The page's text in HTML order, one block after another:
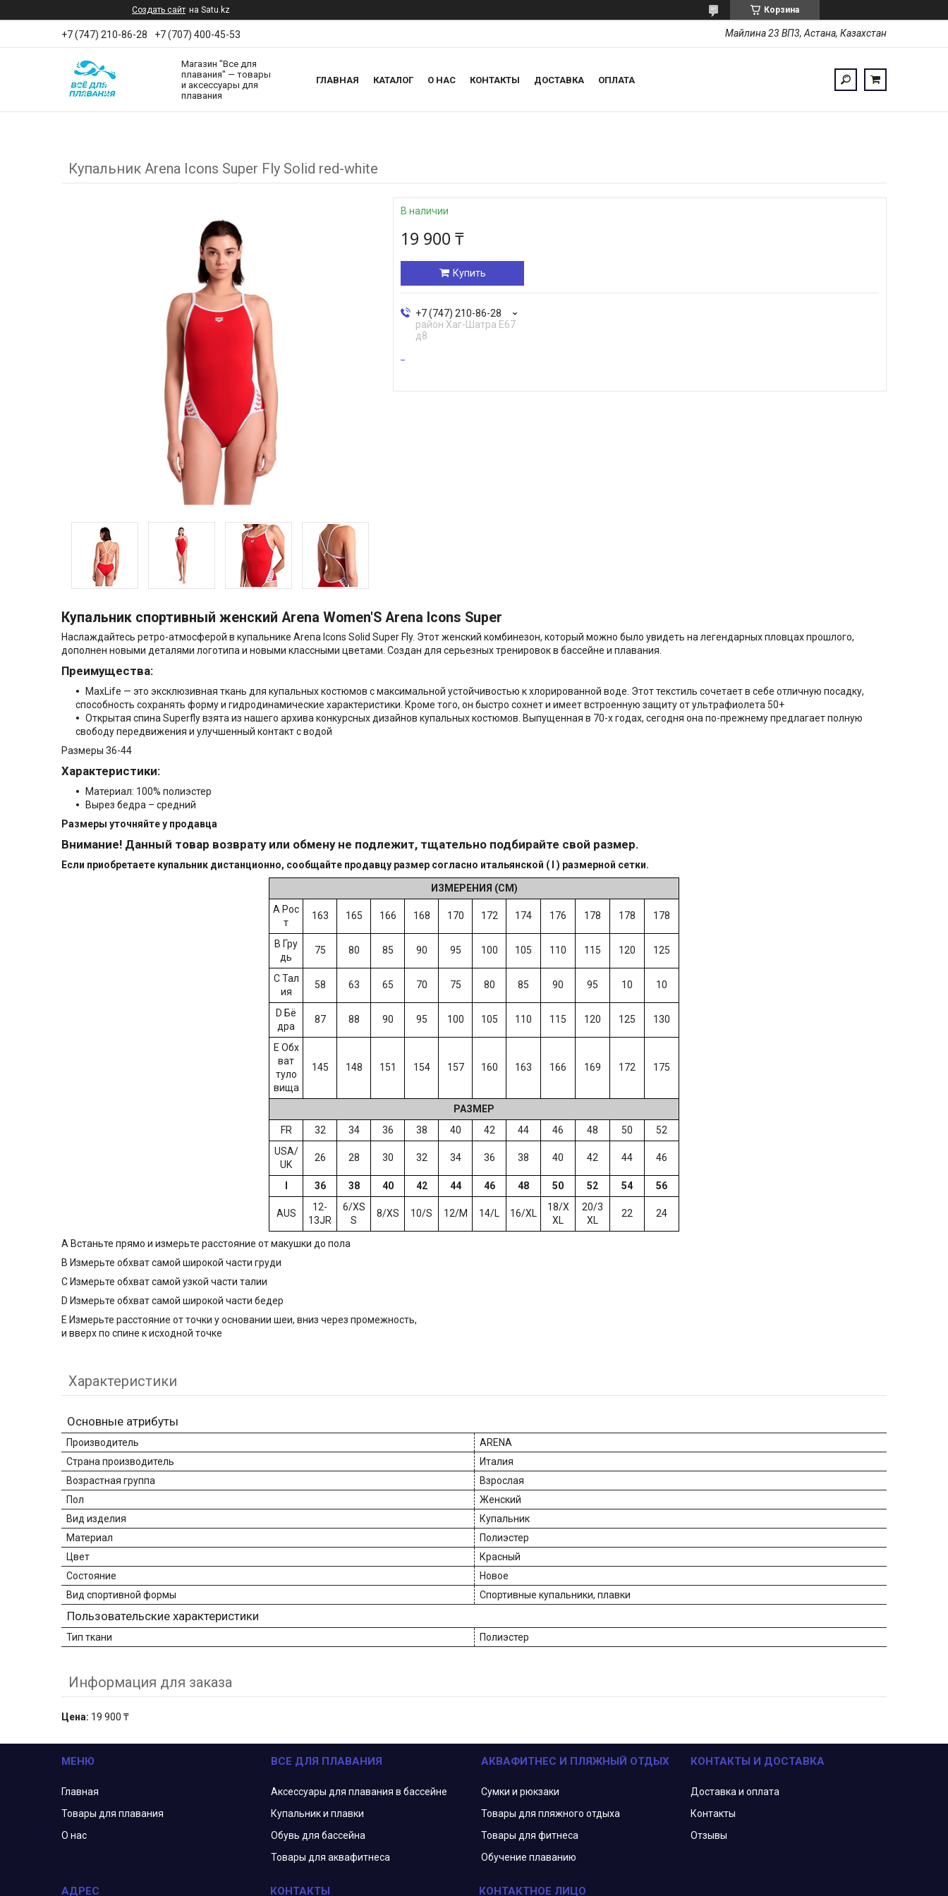
Создать сайт на Satu.kz Корзина
+7 (747) 210-86-28 +7 (707) 400-45-53 Майлина 23 ВП3, Астана, Казахстан
Магазин "Все для
плавания" — товары
и аксессуары для
плавания
ГЛАВНАЯ КАТАЛОГ О НАС КОНТАКТЫ ДОСТАВКА ОПЛАТА
Купальник Arena Icons Super Fly Solid red-white
В наличии
19 900 ₸
Купить
+7 (747) 210-86-28
район Хаг-Шатра Е67
д8
Купальник спортивный женский Arena Women'S Arena Icons Super
Наслаждайтесь ретро-атмосферой в купальнике Arena Icons Solid Super Fly. Этот женский комбинезон, который можно было увидеть на легендарных пловцах прошлого,
дополнен новыми деталями логотипа и новыми классными цветами. Создан для серьезных тренировок в бассейне и плавания.
Преимущества:
MaxLife — это эксклюзивная ткань для купальных костюмов с максимальной устойчивостью к хлорированной воде. Этот текстиль сочетает в себе отличную посадку,
способность сохранять форму и гидродинамические характеристики. Кроме того, он быстро сохнет и имеет встроенную защиту от ультрафиолета 50+
Открытая спина Superfly взята из нашего архива конкурсных дизайнов купальных костюмов. Выпущенная в 70-х годах, сегодня она по-прежнему предлагает полную
свободу передвижения и улучшенный контакт с водой
Размеры 36-44
Характеристики:
Материал: 100% полиэстер
Вырез бедра – средний
Размеры уточняйте у продавца
Внимание! Данный товар возврату или обмену не подлежит, тщательно подбирайте свой размер.
Если приобретаете купальник дистанционно, сообщайте продавцу размер согласно итальянской ( I ) размерной сетки.
ИЗМЕРЕНИЯ (СМ)
А Рос
т
163 165 166 168 170 172 174 176 178 178 178
B Гру
дь
75 80 85 90 95 100 105 110 115 120 125
C Тал
ия
58 63 65 70 75 80 85 90 95 10 10
D Бё
дра
87 88 90 95 100 105 110 115 120 125 130
E Обх
ват
туло
вища
145 148 151 154 157 160 163 166 169 172 175
РАЗМЕР
FR
32 34 36 38 40 42 44 46 48 50
52
USA/
UK
26 28 30 32 34 36 38 40 42 44 46
36 38 40 42 44 46 48 50 52 54 56
AUS
12-
13JR
6/XS
S
8/XS 10/S 12/M 14/L 16/XL
18/X
XL
20/3
XL
22 24
A Встаньте прямо и измерьте расcтояние от макушки до пола
B Измерьте обхват самой широкой части груди
C Измерьте обхват самой узкой части талии
D Измерьте обхват самой широкой части бедер
E Измерьте расстояние от точки у основании шеи, вниз через промежность,
и вверх по спине к исходной точке
Характеристики
Основные атрибуты
Производитель
ARENA
Страна производитель
Италия
Возрастная группа
Взрослая
Пол
Женский
Вид изделия
Купальник
Материал
Полиэстер
Цвет
Красный
Состояние
Новое
Вид спортивной формы
Спортивные купальники, плавки
Пользовательские характеристики
Тип ткани Полиэстер
Информация для заказа
Цена: 19 900 ₸
МЕНЮ
Главная
Товары для плавания
О нас
ВСЕ ДЛЯ ПЛАВАНИЯ
Аксессуары для плавания в бассейне
Купальник и плавки
Обувь для бассейна
Товары для аквафитнеса
АКВАФИТНЕС И ПЛЯЖНЫЙ ОТДЫХ
Сумки и рюкзаки
Товары для пляжного отдыха
Товары для фитнеса
Обучение плаванию
КОНТАКТЫ И ДОСТАВКА
Доставка и оплата
Контакты
Отзывы